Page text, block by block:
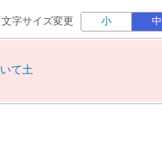
文字サイズ変更 小 中
いて土